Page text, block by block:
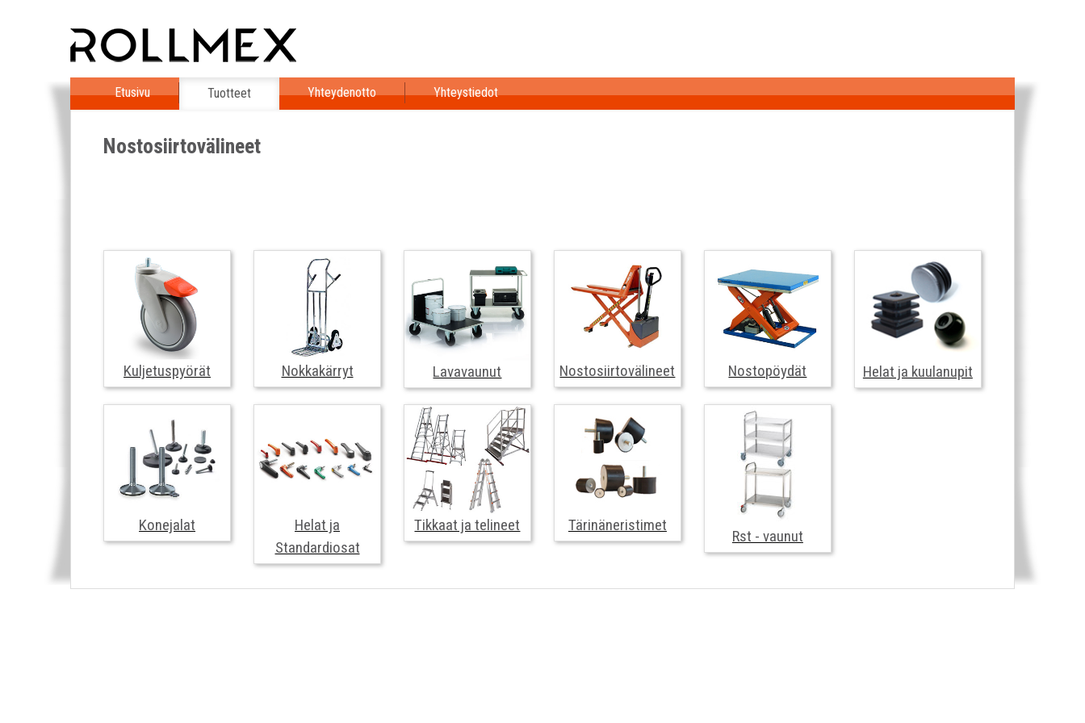
Etusivu Tuotteet Yhteydenotto Yhteystiedot
Kuljetuspyörät Nokkakärryt Lavavaunut Nostosiirtovälineet Nostopöydät Helat ja kuulanupit
Konejalat
Helat ja
Standardiosat
Tikkaat ja telineet Tärinäneristimet Rst - vaunut
Nostosiirtovälineet
Kuljetuspyörät Nokkakärryt Lavavaunut Nostosiirtovälineet Nostopöydät Helat ja kuulanupit
Konejalat
Helat ja
Standardiosat
Tikkaat ja telineet Tärinäneristimet
Rst - vaunut